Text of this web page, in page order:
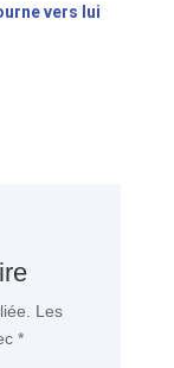
vers lui
Les
*